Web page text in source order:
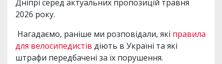
Дніпрі серед актуальних пропозицій травня
2026 року.
Нагадаємо, раніше ми розповідали, які правила
для велосипедистів діють в Україні та які
штрафи передбачені за їх порушення.